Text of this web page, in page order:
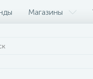
Магазины